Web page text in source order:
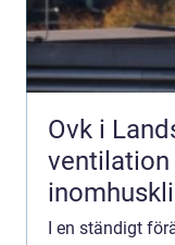
Ovk i
I en ständigt